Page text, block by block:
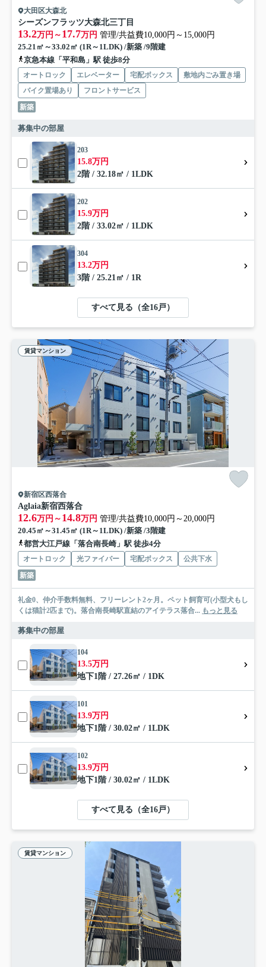
大田区大森北
シーズンフラッツ大森北三丁目
13.2万円～ 17.7万円 管理/共益費10,000円～15,000円
25.21㎡～33.02㎡ (1R～1LDK) /新築 /9階建
京急本線「平和島」駅 徒歩8分
オートロック エレベーター 宅配ボックス
敷地内ごみ置き場
バイク置場あり
フロントサービス
新築
募集中の部屋
203
15.8万円
2階 / 32.18㎡ / 1LDK
202
15.9万円
2階 / 33.02㎡ / 1LDK
304
13.2万円
3階 / 25.21㎡ / 1R
すべて見る（全16戸）
賃貸マンション
新宿区西落合
Aglaia新宿西落合
12.6万円～ 14.8万円 管理/共益費10,000円～20,000円
20.45㎡～31.45㎡ (1R～1LDK) /新築 /3階建
都営大江戸線「落合南長崎」駅 徒歩4分
オートロック 光ファイバー 宅配ボックス
公共下水
新築
礼金0、仲介手数料無料、フリーレント2ヶ月。ペット飼育可(小型犬もし
くは猫計2匹まで)。落合南長崎駅直結のアイテラス落合... もっと見る
募集中の部屋
104
13.5万円
地下1階 / 27.26㎡ / 1DK
101
13.9万円
地下1階 / 30.02㎡ / 1LDK
102
13.9万円
地下1階 / 30.02㎡ / 1LDK
すべて見る（全16戸）
賃貸マンション